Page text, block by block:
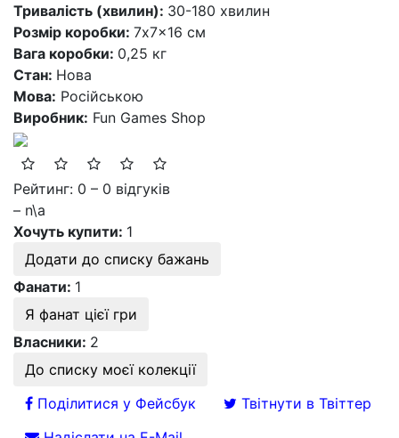
Тривалість (хвилин): 30-180 хвилин
Розмір коробки: 7x7x16 см
Вага коробки: 0,25 кг
Стан: Нова
Мова: Російською
Виробник: Fun Games Shop
Рейтинг: 0 – 0 відгуків
– n\a
Хочуть купити: 1
Додати до списку бажань
Фанати: 1
Я фанат цієї гри
Власники: 2
До списку моєї колекції
Поділитися у Фейсбук
Твітнути в Твіттер